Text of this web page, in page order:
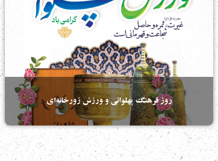
روز فرهنگ پهلوانی و ورزش زورخانه‌ای